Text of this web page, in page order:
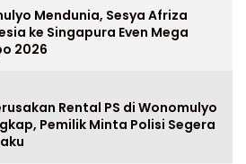
Mendunia, Sesya Afriza
ke Singapura Even Mega
2026
Rental PS di Wonomulyo
Pemilik Minta Polisi Segera